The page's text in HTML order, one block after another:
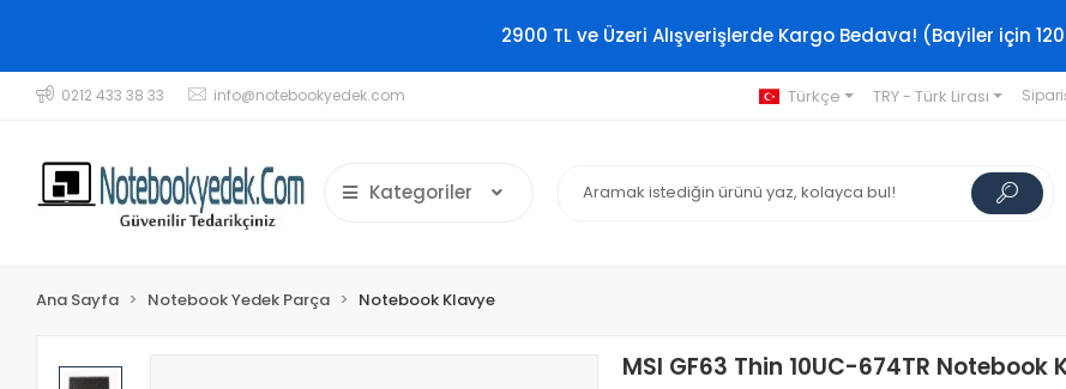
2900 TL ve Üzeri Alışverişlerde Kargo Bedava! (Bayiler için
0212 433 38 33 info@notebookyedek.com Türkçe TRY - Türk Lirası
Kategoriler
Ana Sayfa Notebook Yedek Parça Notebook Klavye
MSI GF63 Thin 10UC-674TR Notebook